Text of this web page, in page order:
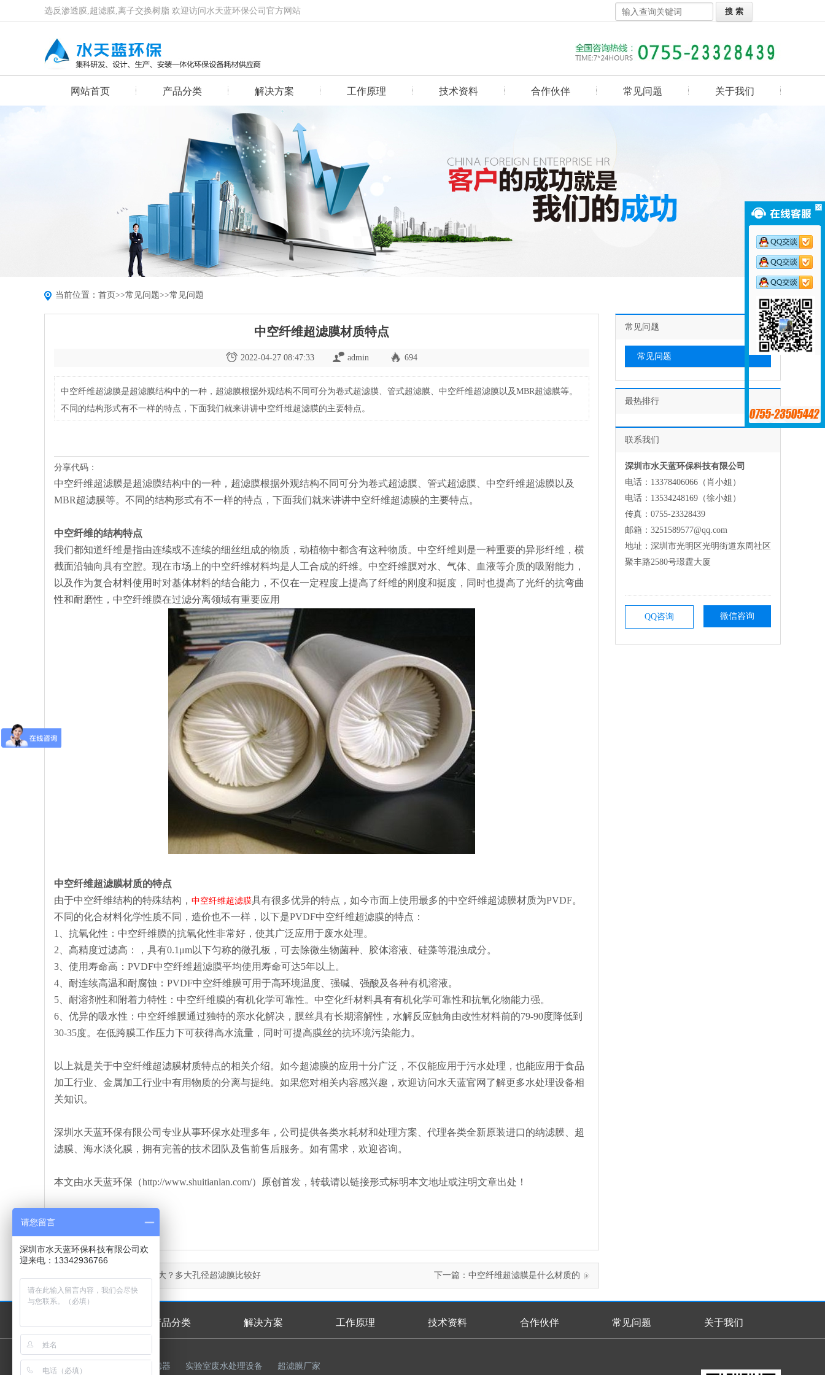
选反渗透膜,超滤膜,离子交换树脂 欢迎访问水天蓝环保公司官方网站
网站首页 产品分类 解决方案 工作原理 技术资料 合作伙伴 常见问题 关于我们
当前位置： 首页>>常见问题>>常见问题
中空纤维超滤膜材质特点
2022-04-27 08:47:33 admin 694
中空纤维超滤膜是超滤膜结构中的一种，超滤膜根据外观结构不同可分为卷式超滤膜、管式超滤膜、中空纤维超滤膜以及MBR超滤膜等。
不同的结构形式有不一样的特点，下面我们就来讲讲中空纤维超滤膜的主要特点。
分享代码：
中空纤维超滤膜是超滤膜结构中的一种，超滤膜根据外观结构不同可分为卷式超滤膜、管式超滤膜、中空纤维超滤膜以及
MBR超滤膜等。不同的结构形式有不一样的特点，下面我们就来讲讲中空纤维超滤膜的主要特点。
中空纤维的结构特点
我们都知道纤维是指由连续或不连续的细丝组成的物质，动植物中都含有这种物质。中空纤维则是一种重要的异形纤维，横
截面沿轴向具有空腔。现在市场上的中空纤维材料均是人工合成的纤维。中空纤维膜对水、气体、血液等介质的吸附能力，
以及作为复合材料使用时对基体材料的结合能力，不仅在一定程度上提高了纤维的刚度和挺度，同时也提高了光纤的抗弯曲
性和耐磨性，中空纤维膜在过滤分离领域有重要应用
中空纤维超滤膜材质的特点
由于中空纤维结构的特殊结构， 中空纤维超滤膜具有很多优异的特点，如今市面上使用最多的中空纤维超滤膜材质为PVDF。
不同的化合材料化学性质不同，造价也不一样，以下是PVDF中空纤维超滤膜的特点：
1、抗氧化性：中空纤维膜的抗氧化性非常好，使其广泛应用于废水处理。
2、高精度过滤高：，具有0.1μm以下匀称的微孔板，可去除微生物菌种、胶体溶液、硅藻等混浊成分。
3、使用寿命高：PVDF中空纤维超滤膜平均使用寿命可达5年以上。
4、耐连续高温和耐腐蚀：PVDF中空纤维膜可用于高环境温度、强碱、强酸及各种有机溶液。
5、耐溶剂性和附着力特性：中空纤维膜的有机化学可靠性。中空化纤材料具有有机化学可靠性和抗氧化物能力强。
6、优异的吸水性：中空纤维膜通过独特的亲水化解决，膜丝具有长期溶解性，水解反应触角由改性材料前的79-90度降低到
30-35度。在低跨膜工作压力下可获得高水流量，同时可提高膜丝的抗环境污染能力。
以上就是关于中空纤维超滤膜材质特点的相关介绍。如今超滤膜的应用十分广泛，不仅能应用于污水处理，也能应用于食品
加工行业、金属加工行业中有用物质的分离与提纯。如果您对相关内容感兴趣，欢迎访问水天蓝官网了解更多水处理设备相
关知识。
深圳水天蓝环保有限公司专业从事环保水处理多年，公司提供各类水耗材和处理方案、代理各类全新原装进口的纳滤膜、超
滤膜、海水淡化膜，拥有完善的技术团队及售前售后服务。如有需求，欢迎咨询。
本文由水天蓝环保（http://www.shuitianlan.com/）原创首发，转载请以链接形式标明本文地址或注明文章出处！
超滤膜孔径有多大？多大孔径超滤膜比较好 下一篇： 中空纤维超滤膜是什么材质的
常见问题
常见问题
最热排行
联系我们
深圳市水天蓝环保科技有限公司
电话：13378406066（肖小姐）
电话：13534248169（徐小姐）
传真：0755-23328439
邮箱：3251589577@qq.com
地址：深圳市光明区光明街道东周社区
聚丰路2580号璟霆大厦
QQ咨询 微信咨询
产品分类 解决方案 工作原理 技术资料 合作伙伴 常见问题 关于我们
首页幻灯
友情链接： 过滤器 实验室废水处理设备 超滤膜厂家
请您留言
深圳市水天蓝环保科技有限公司欢
迎来电：13342936766